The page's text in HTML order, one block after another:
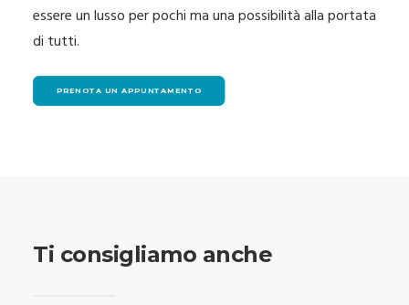
essere un lusso per pochi ma una possibilità alla portata
di tutti.
PRENOTA UN APPUNTAMENTO
Ti consigliamo anche